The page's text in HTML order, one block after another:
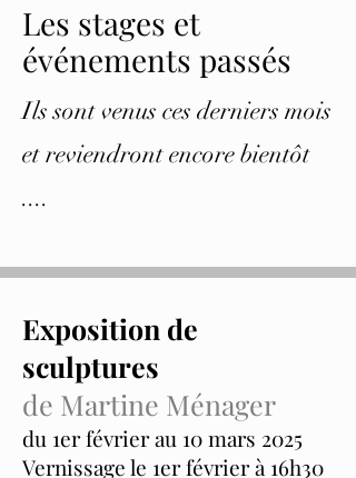
Les stages et
événements passés
Ils sont venus ces derniers mois
et reviendront encore bientôt
....
Exposition de
sculptures
de Martine Ménager
du 1er février au 10 mars 2025
Vernissage le 1er février à 16h30